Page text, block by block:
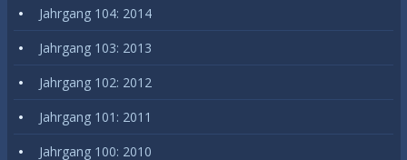
Jahrgang 104: 2014
Jahrgang 103: 2013
Jahrgang 102: 2012
Jahrgang 101: 2011
Jahrgang 100: 2010